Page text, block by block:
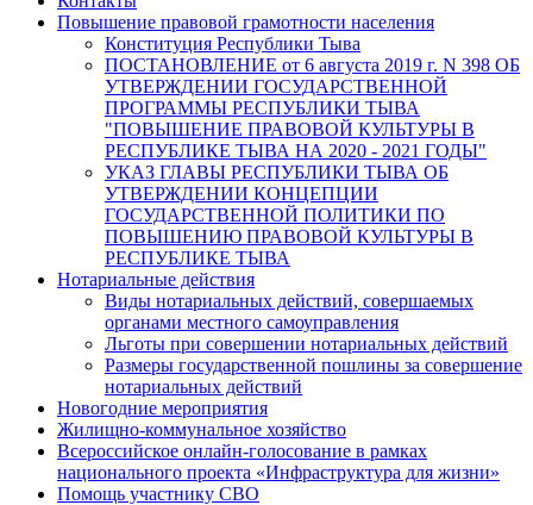
Повышение правовой грамотности населения
Конституция Республики Тыва
ПОСТАНОВЛЕНИЕ от 6 августа 2019 г. N 398 ОБ
УТВЕРЖДЕНИИ ГОСУДАРСТВЕННОЙ
ПРОГРАММЫ РЕСПУБЛИКИ ТЫВА
"ПОВЫШЕНИЕ ПРАВОВОЙ КУЛЬТУРЫ В
РЕСПУБЛИКЕ ТЫВА НА 2020 - 2021 ГОДЫ"
УКАЗ ГЛАВЫ РЕСПУБЛИКИ ТЫВА ОБ
УТВЕРЖДЕНИИ КОНЦЕПЦИИ
ГОСУДАРСТВЕННОЙ ПОЛИТИКИ ПО
ПОВЫШЕНИЮ ПРАВОВОЙ КУЛЬТУРЫ В
РЕСПУБЛИКЕ ТЫВА
Нотариальные действия
Виды нотариальных действий, совершаемых
органами местного самоуправления
Льготы при совершении нотариальных действий
Размеры государственной пошлины за совершение
нотариальных действий
Новогодние мероприятия
Жилищно-коммунальное хозяйство
Всероссийское онлайн-голосование в рамках
национального проекта «Инфраструктура для жизни»
Помощь участнику СВО